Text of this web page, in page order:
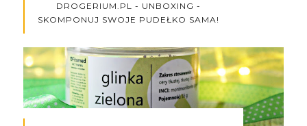
DROGERIUM.PL - UNBOXING -
SKOMPONUJ SWOJE PUDEŁKO SAMA!